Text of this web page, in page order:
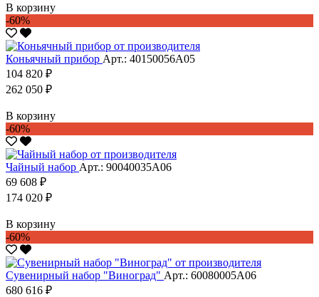
В корзину
-60%
Коньячный прибор Арт.: 40150056А05
104 820 ₽
262 050 ₽
В корзину
-60%
Чайный набор Арт.: 90040035А06
69 608 ₽
174 020 ₽
В корзину
-60%
Сувенирный набор "Виноград" Арт.: 60080005А06
680 616 ₽